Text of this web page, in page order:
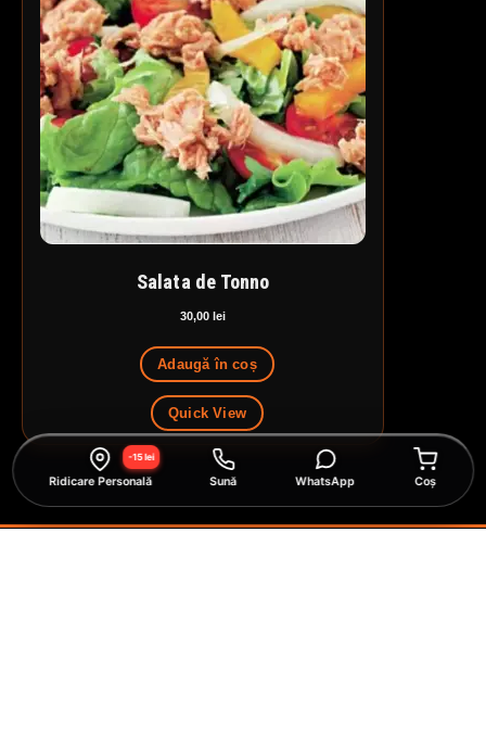
Salata de Tonno
30,00 lei
Adaugă în coș
Quick View
-15 lei
Ridicare Personală Sună WhatsApp Coș